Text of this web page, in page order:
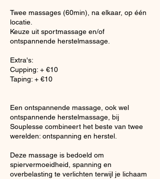
Twee massages (60min), na elkaar, op één
locatie.
Keuze uit sportmassage en/of
ontspannende herstelmassage.
Extra's:
Cupping: + €10
Taping: + €10
Een ontspannende massage, ook wel
ontspannende herstelmassage, bij
Souplesse combineert het beste van twee
werelden: ontspanning en herstel.
Deze massage is bedoeld om
spiervermoeidheid, spanning en
overbelasting te verlichten terwijl je lichaam